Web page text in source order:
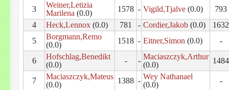
3
Weiner,Letizia
Marilena (0.0) 1578 - Vigild,Tjalve(0.0)
793
4
Heck,Lennox(0.0) 781 - Cordier,Jakob(0.0)
1632
5
Borgmann,Remo
(0.0)
1518 - Eitner,Simon (0.0) -
6
Hofschlag,Benedikt
(0.0)
- - Maciaszczyk,Arthur
(0.0)
1484
7
Maciaszczyk,Mateus
(0.0)
1388 - Wey Nathanael
(0.0)
-